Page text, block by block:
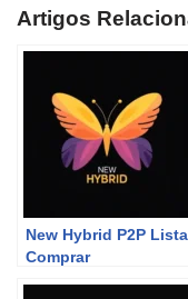
Artigos
New Hybrid P2P Lista
Comprar